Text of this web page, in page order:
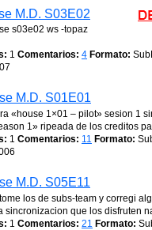
M.D. S03E02
s03e02 ws -topaz
1 Comentarios: 4 Formato:
M.D. S01E01
«house 1×01 – pilot» sesion 1
1» ripeada de los creditos
1 Comentarios: 11 Formato:
M.D. S05E11
los de subs-team y corregi
sincronizacion que los disfruten
1 Comentarios: 21 Formato: